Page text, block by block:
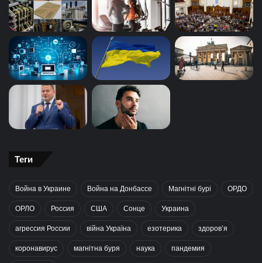
Теги
Война в Украине Война на Донбассе Магнітні бурі ОРДО
ОРЛО Россия США Сонце Украина
агрессия России війна Україна езотерика здоров’я
коронавирус магнітна буря наука пандемия